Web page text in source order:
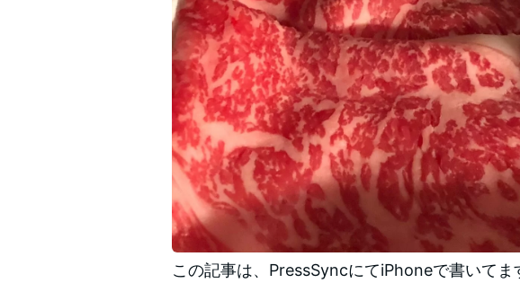
この記事は、PressSyncにてiPhoneで書いてま